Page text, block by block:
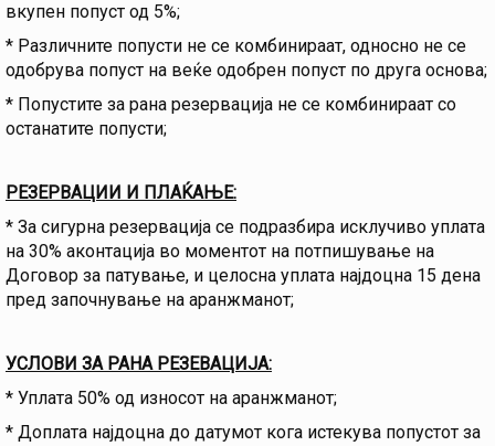
вкупен попуст од 5%;
* Различните попусти не се комбинираат, односно не се
одобрува попуст на веќе одобрен попуст по друга основа;
* Попустите за рана резервација не се комбинираат со
останатите попусти;
РЕЗЕРВАЦИИ И ПЛАЌАЊЕ:
* За сигурна резервација се подразбира исклучиво уплата
на 30% аконтација во моментот на потпишување на
Договор за патување, и целосна уплата најдоцна 15 дена
пред започнување на аранжманот;
УСЛОВИ ЗА РАНА РЕЗЕВАЦИЈА:
* Уплата 50% од износот на аранжманот;
* Доплата најдоцна до датумот кога истекува попустот за